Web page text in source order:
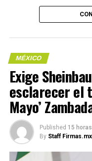
RELATED TOPICS:
UP NEXT
Empresarios de
pesos para la Sader
DON'T MISS
“Tengo la conciencia
juzgará!… AMLO
Me gusta esto:
MÉXICO
Exige
esclarecer el
Mayo’
Published 15
By Staff Firmas.mx